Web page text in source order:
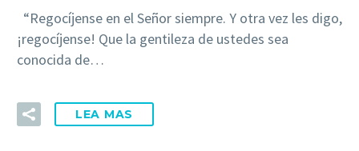
“Regocíjense en el Señor siempre. Y otra vez les digo,
¡regocíjense! Que la gentileza de ustedes sea
conocida de…
LEA MAS